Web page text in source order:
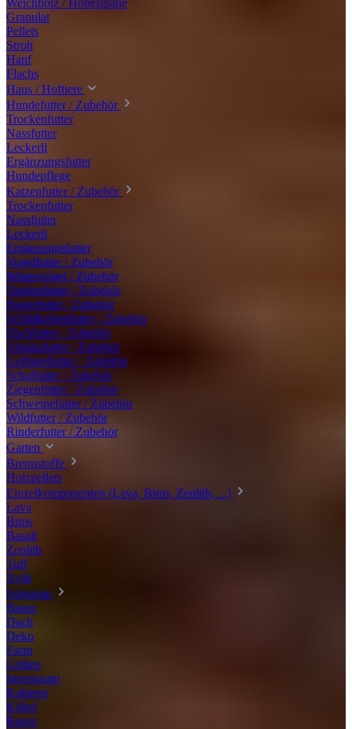
Weichholz / Hobelspäne
Granulat
Pellets
Stroh
Hanf
Flachs
Haus / Hoftiere
Hundefutter / Zubehör
Trockenfutter
Nassfutter
Leckerli
Ergänzungsfutter
Hundepflege
Katzenfutter / Zubehör
Trockenfutter
Nassfutter
Leckerli
Ergänzungsfutter
Vogelfutter / Zubehör
Wintervögel / Zubehör
Taubenfutter / Zubehör
Nagerfutter / Zubehör
Schildkrötenfutter / Zubehör
Fischfutter / Zubehör
Alpakafutter / Zubehör
Geflügelfutter / Zubehör
Schaffutter / Zubehör
Ziegenfutter / Zubehör
Schweinefutter / Zubehör
Wildfutter / Zubehör
Rinderfutter / Zubehör
Garten
Brennstoffe
Holzpellets
Einzelkomponenten (Lava, Bims, Zeolith, ...)
Lava
Bims
Basalt
Zeolith
Tuff
Xylit
Substrate
Baum
Dach
Deko
Farm
Grillen
Innenraum
Kakteen
Kübel
Rasen